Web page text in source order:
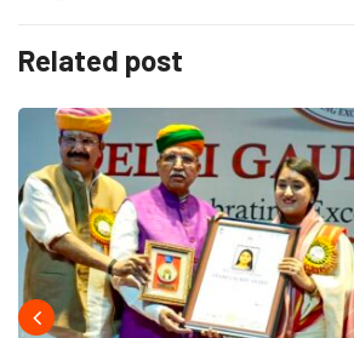
Related post